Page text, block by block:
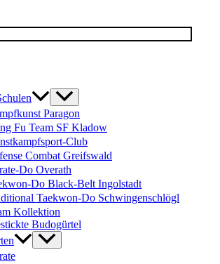
Paragon
Fu Team SF Kladow
Club
Combat Greifswald
Do Overath
Do Black-Belt Ingolstadt
Taekwon-Do Schwingenschlögl
Kollektion
Budogürtel